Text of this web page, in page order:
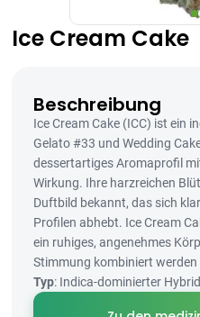
Ice Cream Cake
Beschreibung
Ice Cream Cake (ICC) ist ein
Gelato #33 und Wedding
dessertartiges Aromaprofil
Wirkung. Ihre harzreichen
Duftbild bekannt, das sich
Profilen abhebt. Ice Cream
ein ruhiges, angenehmes
Stimmung kombiniert werden
Typ: Indica-dominierter Hybrid